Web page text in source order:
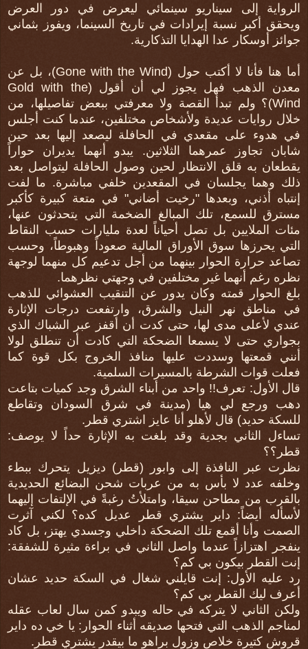
الرواية إلى سيناريو سينمائي ليعرض في دور العرض
ويحقق أكبر نسبة إيرادات في تاريخ السينما، ويفوز بثماني
جوائز أوسكار عدا الهدايا التذكارية.
أما هنا فأنا لا أكتب حول (Gone with the Wind)، بل عن
معدن الذهب فهل يجوز لي أن أقول (Gold with the
Wind)؟ ولم تبدأ القصة ولا معرفتي ببعض تفاصيلها، من
خلال روايات عديدة ولأشخاص مختلفين، عندما كنت أجلس
في هدوء على مقعدي في الحافلة ليصعد إليها بعد حين
شابان تجاوز عمرهما الثلاثين. يبدو أنهما يديران حواراً
يقطعان به قلق الانتظار لحين وصول الحافلة ليتواصل بعد
ذلك وهما يجلسان في المقعدين خلفي مباشرة. ما لفت
إنتباه أذني، وبعدها "رخيت أضاني" في متعة كبيرة كأكبر
مسترق للسمع، تلك المبالغ الضخمة التي يتحدثون عنها،
مئات الملايين بل تصل أحياناً لعدة مليارات حسب النقاط
التي يحرزها سوق الأوراق المالية صعوداً وهبوطاً، وحسب
تصاعد حرارة الحوار بينهما من أجل تدعيم كل منهما لوجهة
نظره رغم أنهما غير مختلفين في وجهتي نظرهما.
بلغ الحوار قمته وكان يدور عن التنقيب العشوائي للذهب
في مناطق نهر النيل والشرق، وارتفعت درجات الإثارة
عندي لأعلى مدى لها، حتى كدت أن أقفز عبر الشباك الذي
بجواري حتى لا يسمعا الضحكة التي كادت أن تنطلق لولا
أنني قمعتها وسددت عليها منافذ الخروج بكل قوة كما
فعلت قوات الشرطة بالمسيرات السلمية.
قال الأول: تعرف!! واحد من أبناء الشرق وجد كميات بتاعت
دهب ورجع لي هيا (مدينة في شرق السودان وتقاطع
للسكة حديد) قال لأهلو أنا عايز اشتري قطر.
تساءل الثاني بجدية وقد بلغت به الإثارة حداً لا يوصف:
قطر؟؟
نظرت عبر النافذة إلى وابور (قطر) ديزيل يتحرك ببطء
وخلفه عدد لا بأس به من عربات شحن البضائع الحديدية
بالقرب من مطاحن سيقا، وامتلأتُ رغبةً في الإلتفات إليهما
لأسأله أيضاً: داير يشتري قطر عديل كده؟ لكني آثرت
الصمت وأنا أقمع تلك الضحكة داخلي وجسدي يهتز، بل كاد
ينفجر اهتزازاً عندما واصل الثاني في براءة مثيرة للشفقة:
إنت القطر بيكون بي كم؟
رد عليه الأول: إنت قايلني شغال في السكة حديد عشان
أعرف ليك القطر بي كم؟
ولكن الثاني لا يتركه في حاله ويبدو كمن سال لعاب عقله
لمناجم الذهب التي فتحها صديقه أثناء الحوار: يا خي ده داير
قروش كتيرة خلاص وزول براهو ما بيقدر يشتري قطر.